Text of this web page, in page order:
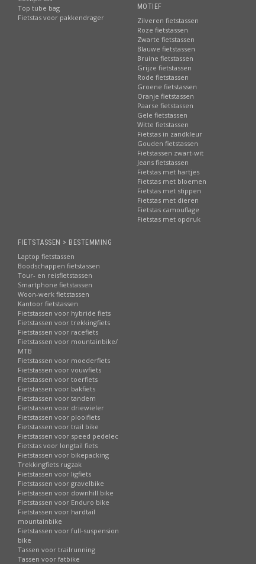
Top tube bag
Fietstas voor pakkendrager
MOTIEF
Zilveren fietstassen
Roze fietstassen
Zwarte fietstassen
Blauwe fietstassen
Bruine fietstassen
Grijze fietstassen
Rode fietstassen
Groene fietstassen
Oranje fietstassen
Paarse fietstassen
Gele fietstassen
Witte fietstassen
Fietstas in zandkleur
Gouden fietstassen
Fietstassen zwart-wit
Jeans fietstassen
Fietstas met hartjes
Fietstas met bloemen
Fietstas met stippen
Fietstas met dieren
Fietstas camouflage
Fietstas met opdruk
FIETSTASSEN > BESTEMMING
Laptop fietstassen
Boodschappen fietstassen
Tour- en reisfietstassen
Smartphone fietstassen
Woon-werk fietstassen
Kantoor fietstassen
Fietstassen voor hybride fiets
Fietstassen voor trekkingfiets
Fietstassen voor racefiets
Fietstassen voor mountainbike/
MTB
Fietstassen voor moederfiets
Fietstassen voor vouwfiets
Fietstassen voor toerfiets
Fietstassen voor bakfiets
Fietstassen voor tandem
Fietstassen voor driewieler
Fietstassen voor plooifiets
Fietstassen voor trail bike
Fietstassen voor speed pedelec
Fietstas voor longtail fiets
Fietstassen voor bikepacking
Trekkingfiets rugzak
Fietstassen voor ligfiets
Fietstassen voor gravelbike
Fietstassen voor downhill bike
Fietstassen voor Enduro bike
Fietstassen voor hardtail
mountainbike
Fietstassen voor full-suspension
bike
Tassen voor trailrunning
Tassen voor fatbike